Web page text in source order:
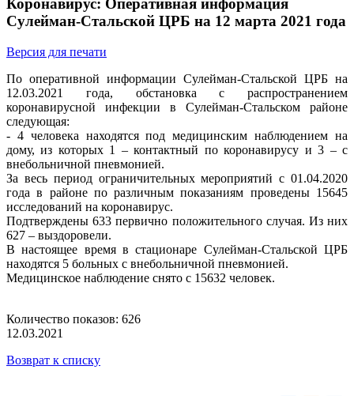
Коронавирус: Оперативная информация
Сулейман-Стальской ЦРБ на 12 марта 2021 года
Версия для печати
По оперативной информации Сулейман-Стальской ЦРБ на
12.03.2021 года, обстановка с распространением
коронавирусной инфекции в Сулейман-Стальском районе
следующая:
- 4 человека находятся под медицинским наблюдением на
дому, из которых 1 – контактный по коронавирусу и 3 – с
внебольничной пневмонией.
За весь период ограничительных мероприятий с 01.04.2020
года в районе по различным показаниям проведены 15645
исследований на коронавирус.
Подтверждены 633 первично положительного случая. Из них
627 – выздоровели.
В настоящее время в стационаре Сулейман-Стальской ЦРБ
находятся 5 больных с внебольничной пневмонией.
Медицинское наблюдение снято с 15632 человек.
Количество показов: 626
12.03.2021
Возврат к списку